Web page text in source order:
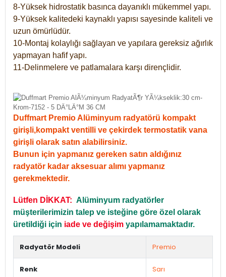
8-Yüksek hidrostatik basınca dayanıklı mükemmel yapı.
9-Yüksek kalitedeki kaynaklı yapısı sayesinde kaliteli ve
uzun ömürlüdür.
10-Montaj kolaylığı sağlayan ve yapılara gereksiz ağırlık
yapmayan hafif yapı.
11-Delinmelere ve patlamalara karşı dirençlidir.
Duffmart Premio Alüminyum radyatörü kompakt
girişli,kompakt ventilli ve çekirdek termostatik vana
girişli olarak satın alabilirsiniz.
Bunun için yapmanız gereken satın aldığınız
radyatör kadar aksesuar alımı yapmanız
gerekmektedir.
Lütfen DİKKAT: Alüminyum radyatörler
müşterilerimizin talep ve isteğine göre özel olarak
üretildiği için iade ve değişim yapılamamaktadır.
Radyatör Modeli Premio
Renk Sarı